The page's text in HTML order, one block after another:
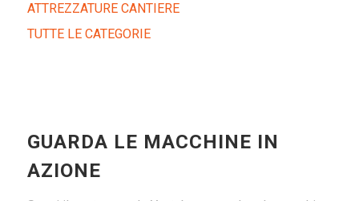
ATTREZZATURE CANTIERE
TUTTE LE CATEGORIE
GUARDA LE MACCHINE IN
AZIONE